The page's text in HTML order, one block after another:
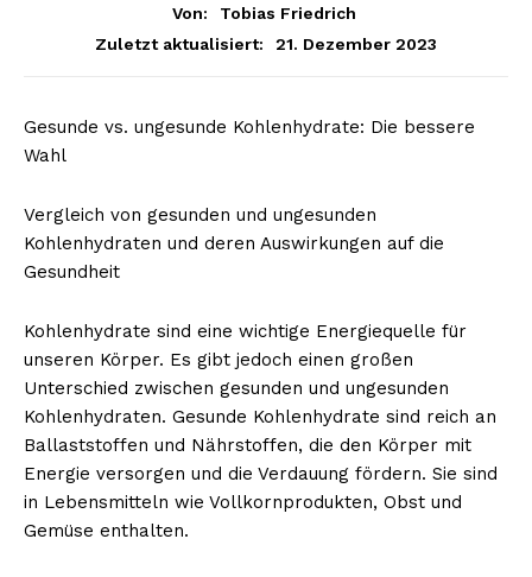
Von:
Tobias Friedrich
Zuletzt aktualisiert:
21. Dezember 2023
Gesunde vs. ungesunde Kohlenhydrate: Die bessere
Wahl
Vergleich von gesunden und ungesunden
Kohlenhydraten und deren Auswirkungen auf die
Gesundheit
Kohlenhydrate sind eine wichtige Energiequelle für
unseren Körper. Es gibt jedoch einen großen
Unterschied zwischen gesunden und ungesunden
Kohlenhydraten. Gesunde Kohlenhydrate sind reich an
Ballaststoffen und Nährstoffen, die den Körper mit
Energie versorgen und die Verdauung fördern. Sie sind
in Lebensmitteln wie Vollkornprodukten, Obst und
Gemüse enthalten.